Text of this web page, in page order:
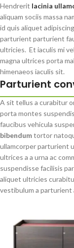
Hendrerit lacinia
aliquam sociis massa
id quis aliquet
parturient parturient
ultricies. Et iaculis mi
magna ultrices porta
himenaeos iaculis sit.
Parturient
A sit tellus a curabitur
porta montes
faucibus vehicula
bibendumtortor
ullamcorper parturient
ultrices a a urna ac
suspendisse facilisis
aliquet ultricies
vestibulum a parturient